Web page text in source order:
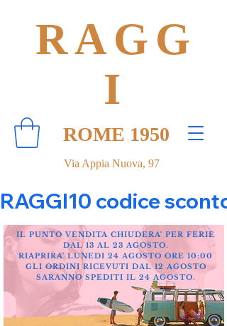
Via Appia Nuova, 97
RAGG
I
ROME 1950
RAGGI10 codice
IL PUNTO VENDITA CHIUDERA' PER FERIE
DAL 13 AL 23 AGOSTO.
RIAPRIRA' LUNEDI 24 AGOSTO ORE 10:00
GLI ORDINI RICEVUTI DAL 12 AGOSTO
SARANNO SPEDITI IL 24 AGOSTO.